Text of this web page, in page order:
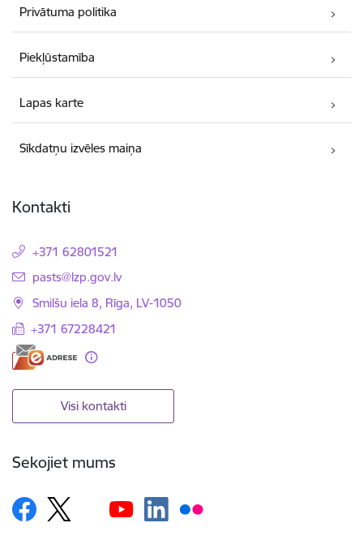
Privātuma politika
Piekļūstamība
Lapas karte
Sīkdatņu izvēles maiņa
Kontakti
+371 62801521
E-pasts:
pasts@lzp.gov.lv
Smilšu iela 8, Rīga, LV-1050
+371 67228421
Visi kontakti
Sekojiet mums